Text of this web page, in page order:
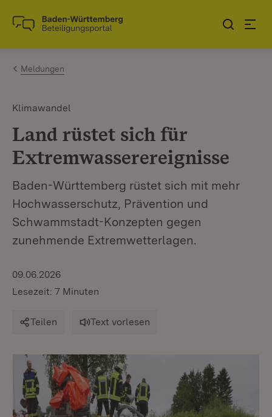
Zum Inhalt springen
Link zur Startseite
Meldungen
Klimawandel
Land rüstet sich für
Extremwasserereignisse
Baden-Württemberg rüstet sich mit mehr
Hochwasserschutz, Prävention und
Schwammstadt-Konzepten gegen
zunehmende Extremwetterlagen.
09.06.2026
Lesezeit: 7 Minuten
Teilen Text vorlesen